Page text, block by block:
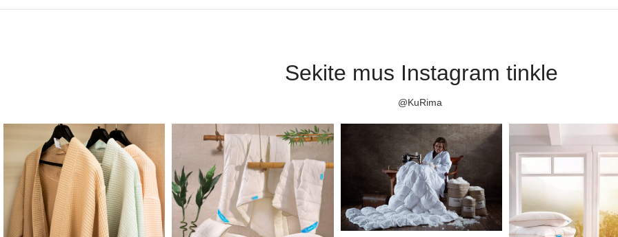
Sekite mus Instagram tinkle
@KuRima